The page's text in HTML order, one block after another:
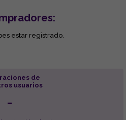
estar registrado.
de
usuarios
-